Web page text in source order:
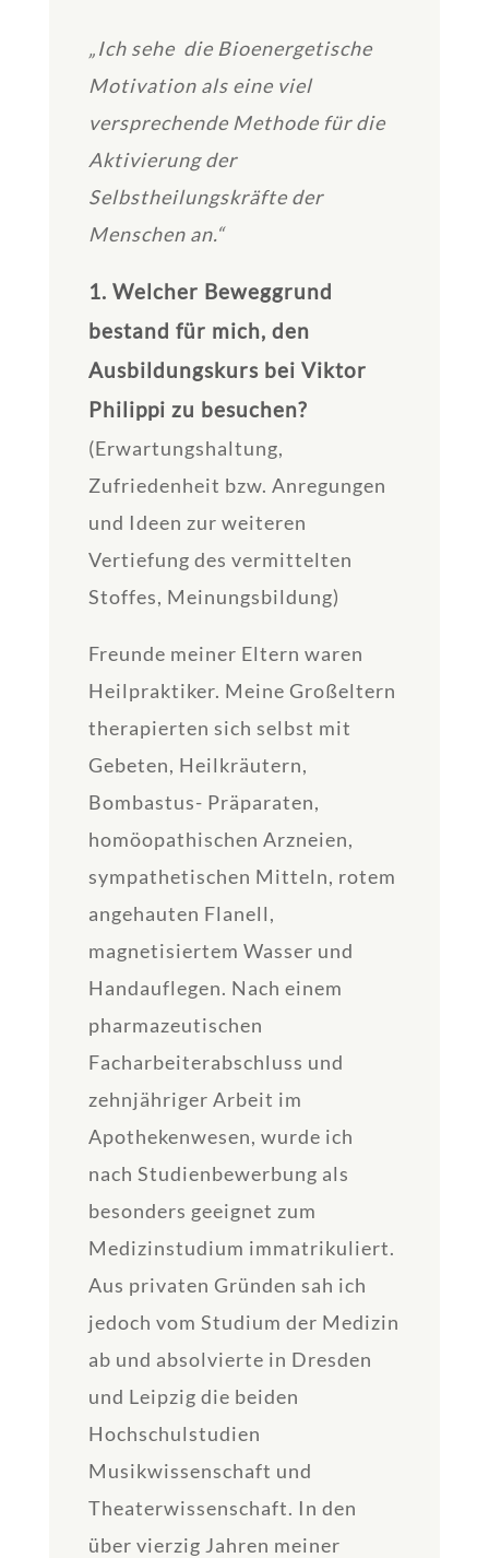
„Ich sehe die Bioenergetische
Motivation als eine viel
versprechende Methode für die
Aktivierung der
Selbstheilungskräfte der
Menschen an.“
1. Welcher Beweggrund
bestand für mich, den
Ausbildungskurs bei Viktor
Philippi zu besuchen?
(Erwartungshaltung,
Zufriedenheit bzw. Anregungen
und Ideen zur weiteren
Vertiefung des vermittelten
Stoffes, Meinungsbildung)
Freunde meiner Eltern waren
Heilpraktiker. Meine Großeltern
therapierten sich selbst mit
Gebeten, Heilkräutern,
Bombastus- Präparaten,
homöopathischen Arzneien,
sympathetischen Mitteln, rotem
angehauten Flanell,
magnetisiertem Wasser und
Handauflegen. Nach einem
pharmazeutischen
Facharbeiterabschluss und
zehnjähriger Arbeit im
Apothekenwesen, wurde ich
nach Studienbewerbung als
besonders geeignet zum
Medizinstudium immatrikuliert.
Aus privaten Gründen sah ich
jedoch vom Studium der Medizin
ab und absolvierte in Dresden
und Leipzig die beiden
Hochschulstudien
Musikwissenschaft und
Theaterwissenschaft. In den
über vierzig Jahren meiner